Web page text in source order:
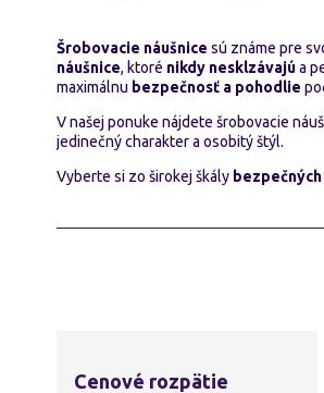
Šrobovacie náušnice sú známe pre
náušnice, ktoré nikdy nesklzávajúa
maximálnu bezpečnosť a pohodlie
V našej ponuke nájdete šrobovacie
jedinečný charakter a osobitý štýl.
Vyberte si zo širokej škály
Cenové rozpätie